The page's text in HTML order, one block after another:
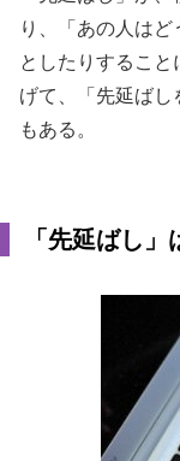
り、「あの人は
としたりするこ
げて、「先延ば
もある。
「先延ばし